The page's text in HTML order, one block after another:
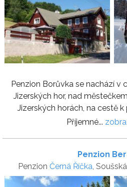
Penzion Borůvka se nachází v
Jizerských hor, nad
Jizerských horách, na cestě k
Příjemné...
Penzion
Penzion Černá Říčka,